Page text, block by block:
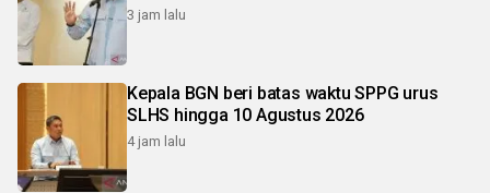
3 jam lalu
Kepala BGN beri batas waktu SPPG urus
SLHS hingga 10 Agustus 2026
4 jam lalu